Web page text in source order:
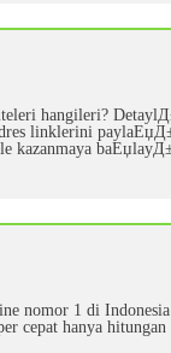
hangileri?
linklerini
kazanmaya
nomor 1 di
cepat hanya